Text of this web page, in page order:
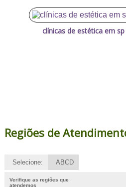
clínicas de estética em
Regiões de
Selecione: ABCD
Verifique as regiões que
atendemos